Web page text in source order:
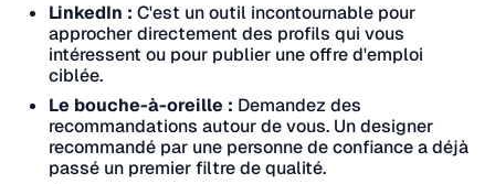
LinkedIn : C'est un outil incontournable pour
approcher directement des profils qui vous
intéressent ou pour publier une offre d'emploi
ciblée.
Le bouche-à-oreille : Demandez des
recommandations autour de vous. Un designer
recommandé par une personne de confiance a déjà
passé un premier filtre de qualité.